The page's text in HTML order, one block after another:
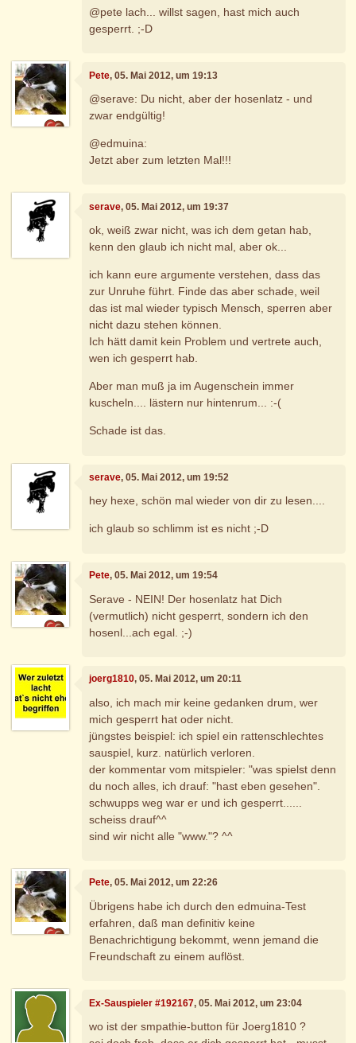
@pete lach... willst sagen, hast mich auch
gesperrt. ;-D
Pete, 05. Mai 2012, um 19:13
@serave: Du nicht, aber der hosenlatz - und
zwar endgültig!
@edmuina:
Jetzt aber zum letzten Mal!!!
serave, 05. Mai 2012, um 19:37
ok, weiß zwar nicht, was ich dem getan hab,
kenn den glaub ich nicht mal, aber ok...
ich kann eure argumente verstehen, dass das
zur Unruhe führt. Finde das aber schade, weil
das ist mal wieder typisch Mensch, sperren aber
nicht dazu stehen können.
Ich hätt damit kein Problem und vertrete auch,
wen ich gesperrt hab.
Aber man muß ja im Augenschein immer
kuscheln.... lästern nur hintenrum... :-(
Schade ist das.
serave, 05. Mai 2012, um 19:52
hey hexe, schön mal wieder von dir zu lesen....
ich glaub so schlimm ist es nicht ;-D
Pete, 05. Mai 2012, um 19:54
Serave - NEIN! Der hosenlatz hat Dich
(vermutlich) nicht gesperrt, sondern ich den
hosenl...ach egal. ;-)
joerg1810, 05. Mai 2012, um 20:11
also, ich mach mir keine gedanken drum, wer
mich gesperrt hat oder nicht.
jüngstes beispiel: ich spiel ein rattenschlechtes
sauspiel, kurz. natürlich verloren.
der kommentar vom mitspieler: "was spielst denn
du noch alles, ich drauf: "hast eben gesehen".
schwupps weg war er und ich gesperrt......
scheiss drauf^^
sind wir nicht alle "www."? ^^
Pete, 05. Mai 2012, um 22:26
Übrigens habe ich durch den edmuina-Test
erfahren, daß man definitiv keine
Benachrichtigung bekommt, wenn jemand die
Freundschaft zu einem auflöst.
Ex-Sauspieler #192167, 05. Mai 2012, um 23:04
wo ist der smpathie-button für Joerg1810 ?